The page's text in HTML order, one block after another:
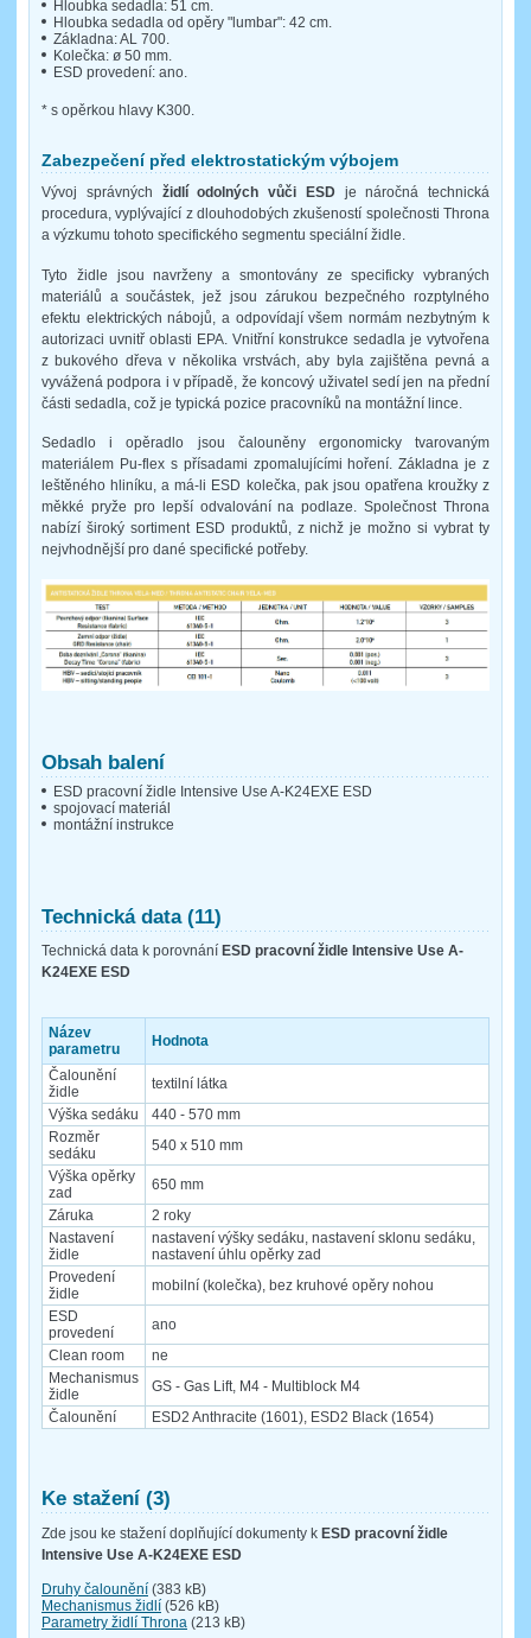
Hloubka sedadla: 51 cm.
Hloubka sedadla od opěry "lumbar": 42 cm.
Základna: AL 700.
Kolečka: ø 50 mm.
ESD provedení: ano.
* s opěrkou hlavy K300.
Zabezpečení před elektrostatickým výbojem
Vývoj správných židlí odolných vůči ESDje náročná technická
procedura, vyplývající z dlouhodobých zkušeností společnosti Throna
a výzkumu tohoto specifického segmentu speciální židle.
Tyto židle jsou navrženy a smontovány ze specificky vybraných
materiálů a součástek, jež jsou zárukou bezpečného rozptylného
efektu elektrických nábojů, a odpovídají všem normám nezbytným k
autorizaci uvnitř oblasti EPA. Vnitřní konstrukce sedadla je vytvořena
z bukového dřeva v několika vrstvách, aby byla zajištěna pevná a
vyvážená podpora i v případě, že koncový uživatel sedí jen na přední
části sedadla, což je typická pozice pracovníků na montážní lince.
Sedadlo i opěradlo jsou čalouněny ergonomicky tvarovaným
materiálem Pu-flex s přísadami zpomalujícími hoření. Základna je z
leštěného hliníku, a má-li ESD kolečka, pak jsou opatřena kroužky z
měkké pryže pro lepší odvalování na podlaze. Společnost Throna
nabízí široký sortiment ESD produktů, z nichž je možno si vybrat ty
nejvhodnější pro dané specifické potřeby.
Obsah balení
ESD pracovní židle Intensive Use A-K24EXE ESD
spojovací materiál
montážní instrukce
Technická data (11)
Technická data k porovnání ESD pracovní židle Intensive Use A-
K24EXE ESD
Název
parametru
Hodnota
Čalounění
židle
textilní látka
Výška sedáku
440 - 570 mm
Rozměr
sedáku
540 x 510 mm
Výška opěrky
zad
650 mm
Záruka
2 roky
Nastavení
židle
nastavení výšky sedáku, nastavení sklonu sedáku,
nastavení úhlu opěrky zad
Provedení
židle
mobilní (kolečka), bez kruhové opěry nohou
ESD
provedení
ano
Clean room
ne
Mechanismus
židle
GS - Gas Lift, M4 - Multiblock M4
Čalounění
ESD2 Anthracite (1601), ESD2 Black (1654)
Ke stažení (3)
Zde jsou ke stažení doplňující dokumenty k ESD pracovní židle
Intensive Use A-K24EXE ESD
Druhy čalounění (383 kB)
Mechanismus židlí (526 kB)
Parametry židlí Throna (213 kB)